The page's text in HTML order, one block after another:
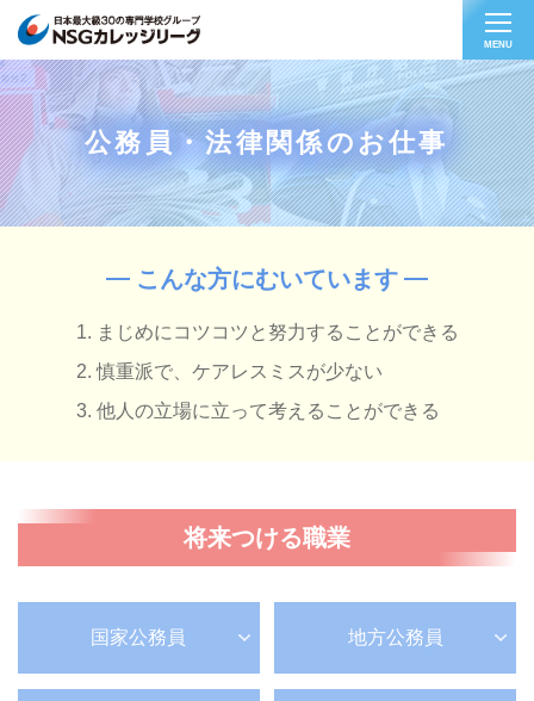
MENU
公務員・法律関係のお仕事
こんな方にむいています
まじめにコツコツと努力することができる
慎重派で、ケアレスミスが少ない
他人の立場に立って考えることができる
将来つける職業
国家公務員 地方公務員